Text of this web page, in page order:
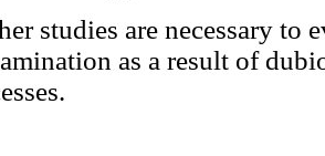
studies are necessary to
as a result of